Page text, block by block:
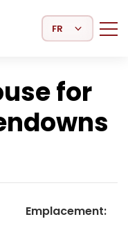
Select Language
for
Emplacement: